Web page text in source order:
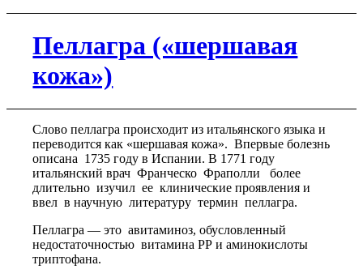
Пеллагра («шершавая
кожа»)
Слово пеллагра происходит из итальянского языка и
переводится как «шершавая кожа». Впервые болезнь
описана 1735 году в Испании. В 1771 году
итальянский врач Франческо Фраполли более
длительно изучил ее клинические проявления и
ввел в научную литературу термин пеллагра.
Пеллагра — это авитаминоз, обусловленный
недостаточностью витамина РР и аминокислоты
триптофана.